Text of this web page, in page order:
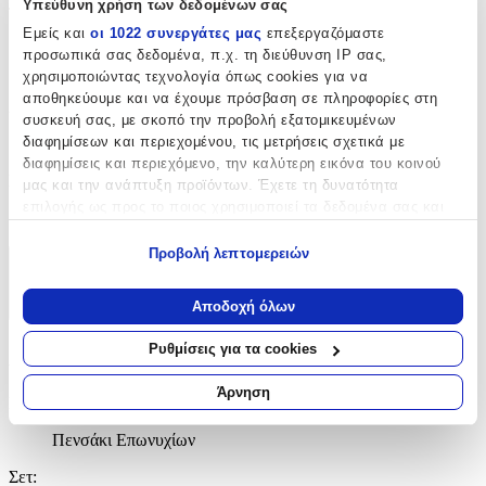
Υπεύθυνη χρήση των δεδομένων σας
Εμείς και οι 1022 συνεργάτες μας επεξεργαζόμαστε
προσωπικά σας δεδομένα, π.χ. τη διεύθυνση IP σας,
χρησιμοποιώντας τεχνολογία όπως cookies για να
αποθηκεύουμε και να έχουμε πρόσβαση σε πληροφορίες στη
συσκευή σας, με σκοπό την προβολή εξατομικευμένων
διαφημίσεων και περιεχομένου, τις μετρήσεις σχετικά με
διαφημίσεις και περιεχόμενο, την καλύτερη εικόνα του κοινού
μας και την ανάπτυξη προϊόντων. Έχετε τη δυνατότητα
Να συλλέξουμε πληροφορίες σχετικά με τη γεωγραφική
σας τοποθεσία, οι οποίες μπορεί να είναι ακριβείς σε
απόσταση μερικών μέτρων
Να αναγνωρίσουμε τη συσκευή σας σαρώνοντας ενεργά
για συγκεκριμένα χαρακτηριστικά (δακτυλικό αποτύπωμα)
Μάθετε περισσότερα σχετικά με τον τρόπο επεξεργασίας των
προσωπικών σας δεδομένων και καθορίστε τις προτιμήσεις σας
ενότητα “Λεπτομέρειες”
ανακαλέσετε τη συγκατάθεσή σας ανά πάσα στιγμή από τη
Προβολή λεπτομερειών
Αποδοχή όλων
Ρυθμίσεις για τα cookies
Άρνηση
Τεμάχια:
1
τμχ
Χρώμα:
Ασημί
Κατασκευαστής:
Fashion Nails
Χαρακτηριστικά
Είδος
Πενσάκι Επωνυχίων
Σετ: